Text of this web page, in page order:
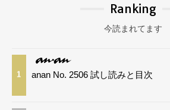
Ranking
今読まれてます
1 anan No. 2506 試し読みと目次